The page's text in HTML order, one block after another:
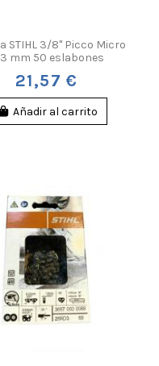
STIHL 3/8" Picco Micro
mm 50 eslabones
21,57 €
Añadir al carrito